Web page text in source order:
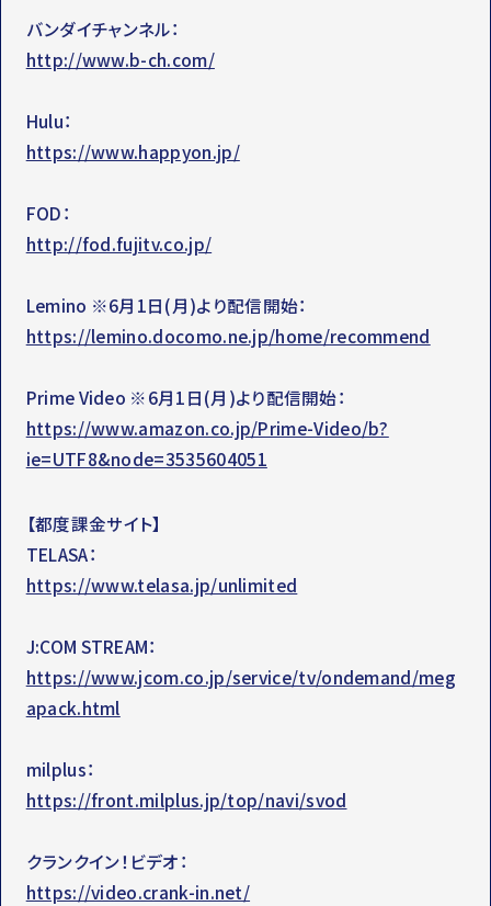
バンダイチャンネル：
http://www.b-ch.com/
Hulu：
https://www.happyon.jp/
FOD：
http://fod.fujitv.co.jp/
Lemino ※6月1日(月)より配信開始：
https://lemino.docomo.ne.jp/home/recommend
Prime Video ※6月1日(月)より配信開始：
https://www.amazon.co.jp/Prime-Video/b?
ie=UTF8&node=3535604051
【都度課金サイト】
TELASA：
https://www.telasa.jp/unlimited
J:COM STREAM：
https://www.jcom.co.jp/service/tv/ondemand/meg
apack.html
milplus：
https://front.milplus.jp/top/navi/svod
クランクイン！ビデオ：
https://video.crank-in.net/